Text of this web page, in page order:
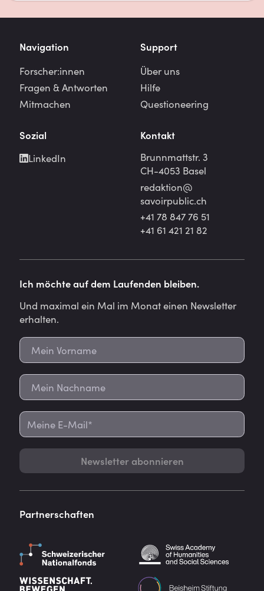
Navigation
Forscher:innen
Fragen & Antworten
Mitmachen
Support
Über uns
Hilfe
Questioneering
Sozial
LinkedIn
Kontakt
Brunnmattstr. 3
CH-4053 Basel
redaktion@
savoirpublic.ch
+41 78 847 76 51
+41 61 421 21 82
Ich möchte auf dem Laufenden bleiben.
Und maximal ein Mal im Monat einen Newsletter
erhalten.
Newsletter abonnieren
Partnerschaften